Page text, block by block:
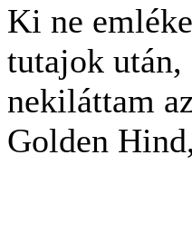
Ki ne
tutajok
nekiláttam
Golden